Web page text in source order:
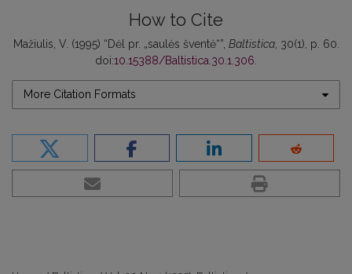
How to Cite
Mažiulis, V. (1995) “Dėl pr. „saulės šventė“”, Baltistica, 30(1), p. 60.
doi:10.15388/Baltistica.30.1.306.
More Citation Formats